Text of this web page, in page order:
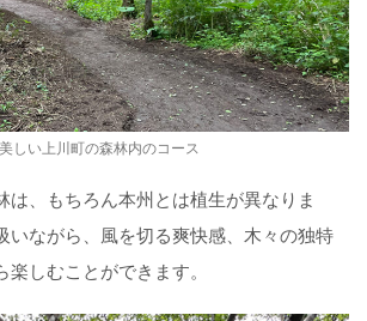
美しい上川町の森林内のコース
は、もちろん本州とは植生が異なりま
いながら、風を切る爽快感、木々の独特
しむことができます。